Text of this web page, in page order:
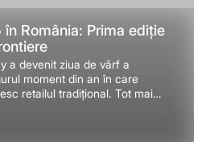
România: Prima ediție
a devenit ziua de vârf a
moment din an în care
retailul tradițional. Tot mai